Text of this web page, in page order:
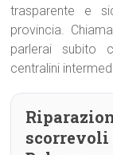
trasparente e
provincia.
parlerai subito
centralini
scorrevoli